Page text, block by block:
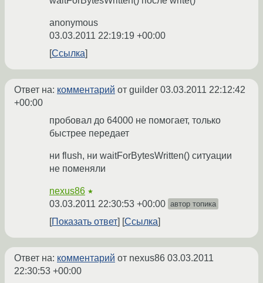
anonymous
03.03.2011 22:19:19 +00:00
Ссылка
Ответ на: комментарий от guilder 03.03.2011 22:12:42
+00:00
пробовал до 64000 не помогает, только
быстрее передает
ни flush, ни waitForBytesWritten() ситуации
не поменяли
nexus86 ★
03.03.2011 22:30:53 +00:00 автор топика
Показать ответ Ссылка
Ответ на: комментарий от nexus86 03.03.2011
22:30:53 +00:00